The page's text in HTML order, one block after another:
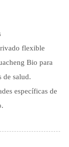
flexible
Bio para
de salud.
específicas de